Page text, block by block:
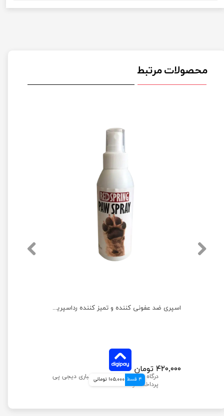
محصولات مرتبط
اسپری ضد عفونی کننده و تمیز کننده رداسپرینگ مخصوص پنجه ها حجم 150 میلی‌لیتر
۴۲۰,۰۰۰ تومان
4 قسط 105,000 تومانی